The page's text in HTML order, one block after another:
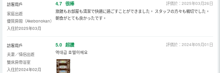
訪客用戶
家庭出遊
優質房間（Akebonokan）
入住於2025年03月
4.7 很棒
評價於：2025年03月26日
旅館もお部屋も清潔で快適に過ごすことができました。 スタッフの方々も親切でした。
朝食がとても良かったです。
訪客用戶
夫妻／情侶出遊
雙床房帶浴室
入住於2024年02月
5.0 超讚
評價於：2024年05月01日
역대급 호텔이에요